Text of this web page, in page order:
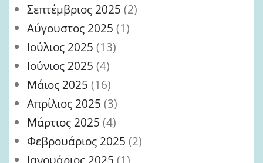
Σεπτέμβριος 2025 (2)
Αύγουστος 2025 (1)
Ιούλιος 2025 (13)
Ιούνιος 2025 (4)
Μάιος 2025 (16)
Απρίλιος 2025 (3)
Μάρτιος 2025 (4)
Φεβρουάριος 2025 (2)
Ιανουάριος 2025 (1)